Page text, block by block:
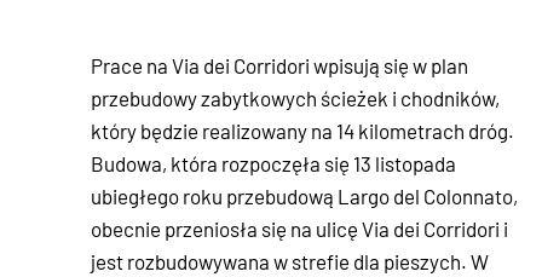
Prace na Via dei Corridori wpisują się w plan
przebudowy zabytkowych ścieżek i chodników,
który będzie realizowany na 14 kilometrach dróg.
Budowa, która rozpoczęła się 13 listopada
ubiegłego roku przebudową Largo del Colonnato,
obecnie przeniosła się na ulicę Via dei Corridori i
jest rozbudowywana w strefie dla pieszych. W